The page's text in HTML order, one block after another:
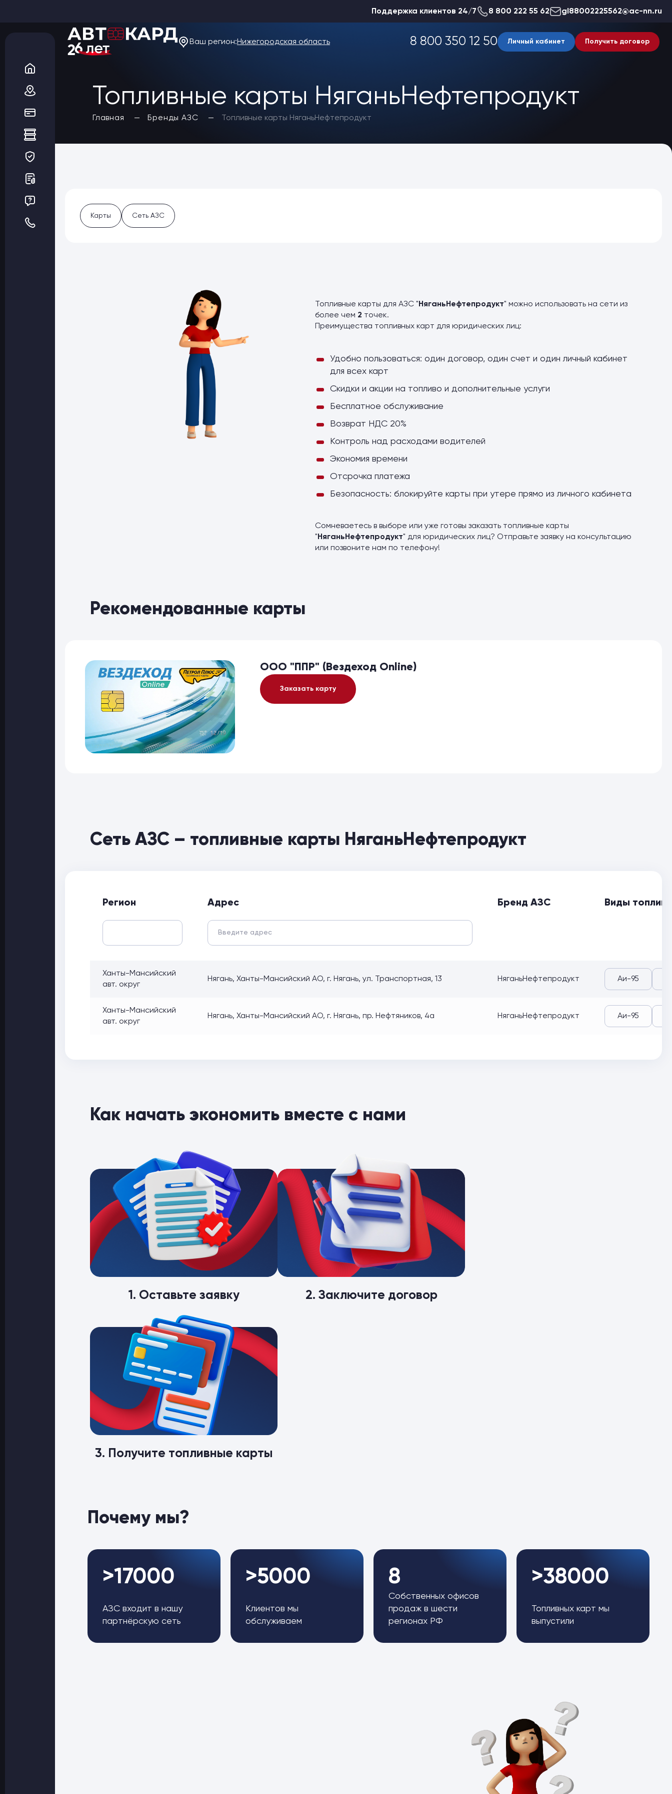
Поддержка клиентов 24/7 8 800 222 55 62 gl88002225562@ac-nn.ru
Ваш регион:Нижегородская область 8 800 350 12 50 Личный кабинет Получить договор
Топливные карты НяганьНефтепродукт
Главная Бренды АЗС Топливные карты НяганьНефтепродукт
Карты Сеть АЗС
Топливные карты для АЗС " НяганьНефтепродукт" можно использовать на сети из
более чем 2 точек.
Преимущества топливных карт для юридических лиц:
Удобно пользоваться: один договор, один счет и один личный кабинет
для всех карт
Скидки и акции на топливо и дополнительные услуги
Бесплатное обслуживание
Возврат НДС 20%
Контроль над расходами водителей
Экономия времени
Отсрочка платежа
Безопасность: блокируйте карты при утере прямо из личного кабинета
Сомневаетесь в выборе или уже готовы заказать топливные карты
" НяганьНефтепродукт" для юридических лиц? Отправьте заявку на консультацию
или позвоните нам по телефону!
Рекомендованные карты
ООО "ППР" (Вездеход Online)
Заказать карту
Сеть АЗС – топливные карты НяганьНефтепродукт
Регион Адрес Бренд АЗС Виды
Ханты-Мансийский
авт. округ
Нягань, Ханты-Мансийский АО, г. Нягань, ул. Транспортная, 13 НяганьНефтепродукт Аи-95
Ханты-Мансийский
авт. округ
Нягань, Ханты-Мансийский АО, г. Нягань, пр. Нефтяников, 4а НяганьНефтепродукт Аи-95
Как начать экономить вместе с нами
1. Оставьте заявку 2. Заключите договор
3. Получите топливные карты
Почему мы?
>17000
АЗС входит в нашу
партнёрскую сеть
>5000
Клиентов мы
обслуживаем
8
Собственных офисов
продаж в шести
регионах РФ
>38000
Топливных карт мы
выпустили
О компании
Акции
Благотворительность
Статьи
Топливные карты
Заказать карты
Получить выгоду
Регионы
Бренды АЗС
Шиномонтаж
Оптовые поставки
Электронные перевозочные документы